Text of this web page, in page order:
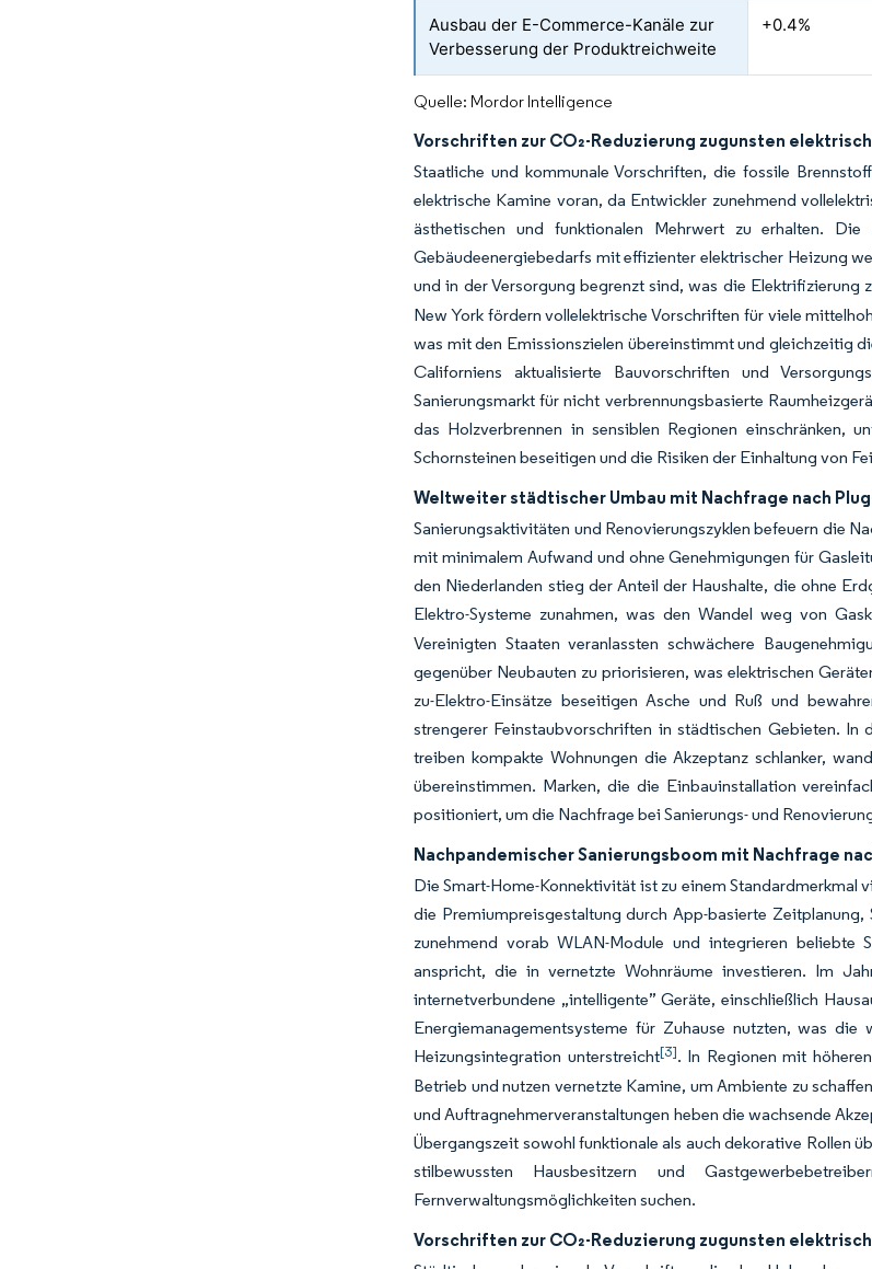
Ausbau der E-Commerce-Kanäle zur
Verbesserung der Produktreichweite
+0.4%
Quelle: Mordor Intelligence
Vorschriften zur CO₂-Reduzierung zugunsten
Staatliche und kommunale Vorschriften, die fossile
elektrische Kamine voran, da Entwickler zunehmend
ästhetischen und funktionalen Mehrwert zu erhalten.
Gebäudeenergiebedarfs mit effizienter elektrischer Heizung
und in der Versorgung begrenzt sind, was die
New York fördern vollelektrische Vorschriften für viele
was mit den Emissionszielen übereinstimmt und gleichzeitig
Californiens aktualisierte Bauvorschriften und
Sanierungsmarkt für nicht verbrennungsbasierte
das Holzverbrennen in sensiblen Regionen einschränken,
Schornsteinen beseitigen und die Risiken der Einhaltung von
Weltweiter städtischer Umbau mit Nachfrage nach
Sanierungsaktivitäten und Renovierungszyklen befeuern die
mit minimalem Aufwand und ohne Genehmigungen für
den Niederlanden stieg der Anteil der Haushalte, die ohne
Elektro-Systeme zunahmen, was den Wandel weg von
Vereinigten Staaten veranlassten schwächere
gegenüber Neubauten zu priorisieren, was elektrischen
zu-Elektro-Einsätze beseitigen Asche und Ruß und
strengerer Feinstaubvorschriften in städtischen Gebieten. In
treiben kompakte Wohnungen die Akzeptanz schlanker,
übereinstimmen. Marken, die die Einbauinstallation
positioniert, um die Nachfrage bei Sanierungs- und
Nachpandemischer Sanierungsboom mit Nachfrage
Die Smart-Home-Konnektivität ist zu einem
die Premiumpreisgestaltung durch App-basierte
zunehmend vorab WLAN-Module und integrieren beliebte
anspricht, die in vernetzte Wohnräume investieren. Im
internetverbundene „intelligente” Geräte, einschließlich
Energiemanagementsysteme für Zuhause nutzten, was
Heizungsintegration unterstreicht[3]. In Regionen mit
Betrieb und nutzen vernetzte Kamine, um Ambiente zu
und Auftragnehmerveranstaltungen heben die wachsende
Übergangszeit sowohl funktionale als auch dekorative Rollen
stilbewussten Hausbesitzern und
Fernverwaltungsmöglichkeiten suchen.
Vorschriften zur CO₂-Reduzierung zugunsten